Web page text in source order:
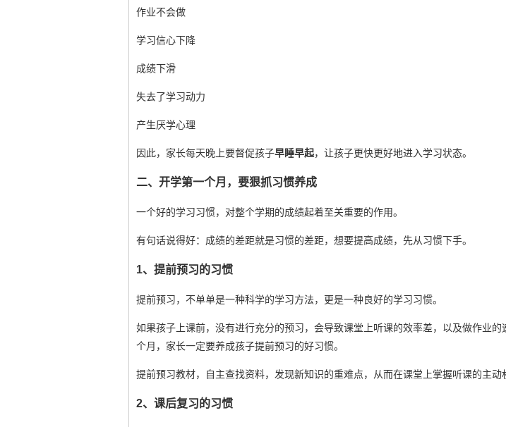
作业不会做
学习信心下降
成绩下滑
失去了学习动力
产生厌学心理
因此，家长每天晚上要督促孩子早睡早起，让孩子更快更好地进入学习状态。
二、开学第一个月，要狠抓习惯养成
一个好的学习习惯，对整个学期的成绩起着至关重要的作用。
有句话说得好：成绩的差距就是习惯的差距，想要提高成绩，先从习惯下手。
1、提前预习的习惯
提前预习，不单单是一种科学的学习方法，更是一种良好的学习习惯。
如果孩子上课前，没有进行充分的预习，会导致课堂上听课的效率差，以及做作业
个月，家长一定要养成孩子提前预习的好习惯。
提前预习教材，自主查找资料，发现新知识的重难点，从而在课堂上掌握听课的主动
2、课后复习的习惯